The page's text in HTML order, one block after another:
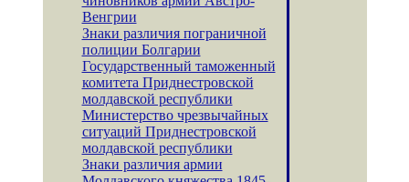
Венгрии
Знаки различия пограничной
полиции Болгарии
Государственный таможенный
комитета Приднестровской
молдавской республики
Министерство чрезвычайных
ситуаций Приднестровской
молдавской республики
Знаки различия армии